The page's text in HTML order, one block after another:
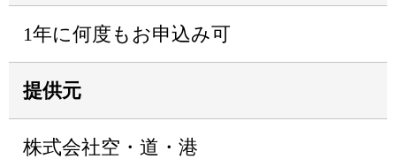
1年に何度もお申込み可
提供元
株式会社空・道・港